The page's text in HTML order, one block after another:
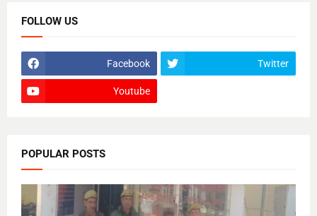
FOLLOW US
Facebook Twitter
Youtube
POPULAR POSTS